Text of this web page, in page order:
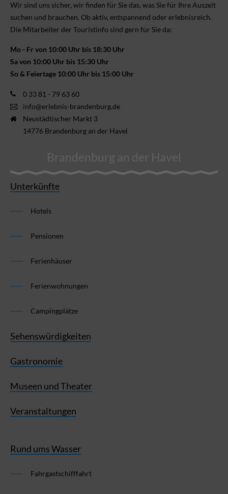
Wir sind uns sicher, wir finden für Sie das, was Sie für Ihre Aus­zeit
suchen und brauchen. Ob aktiv, ent­spannend oder erlebnis­reich.
Die Mitarbeiter der Touristinfo sind gern für Sie da:
Mo - Fr von 10:00 Uhr bis 18:30 Uhr
Sa von 10:00 Uhr bis 15:30 Uhr
So & Feiertage 10:00 Uhr bis 15:00 Uhr
0 33 81 - 79 63 60
info@erlebnis-brandenburg.de
Neustädtischer Markt 3
14776 Brandenburg an der Havel
Brandenburg an der Havel
Unterkünfte
Hotels
Pensionen
Ferienhäuser
Ferienwohnungen
Campingplätze
Sehenswürdigkeiten
Gastronomie
Museen und Theater
Veranstaltungen
Rund ums Wasser
Fahrgastschifffahrt